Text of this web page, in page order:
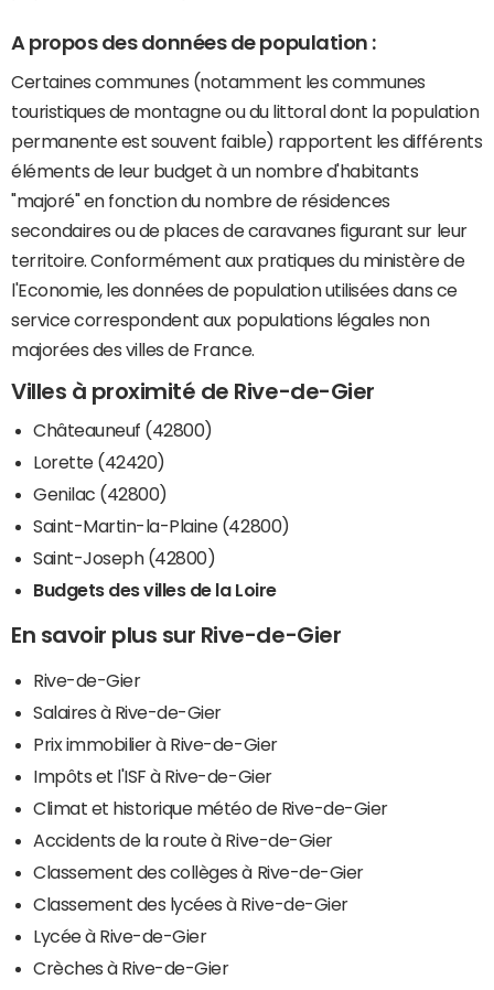
A propos des données de population :
Certaines communes (notamment les communes
touristiques de montagne ou du littoral dont la population
permanente est souvent faible) rapportent les différents
éléments de leur budget à un nombre d'habitants
"majoré" en fonction du nombre de résidences
secondaires ou de places de caravanes figurant sur leur
territoire. Conformément aux pratiques du ministère de
l'Economie, les données de population utilisées dans ce
service correspondent aux populations légales non
majorées des villes de France.
Villes à proximité de Rive-de-Gier
Châteauneuf (42800)
Lorette (42420)
Genilac (42800)
Saint-Martin-la-Plaine (42800)
Saint-Joseph (42800)
Budgets des villes de la Loire
En savoir plus sur Rive-de-Gier
Rive-de-Gier
Salaires à Rive-de-Gier
Prix immobilier à Rive-de-Gier
Impôts et l'ISF à Rive-de-Gier
Climat et historique météo de Rive-de-Gier
Accidents de la route à Rive-de-Gier
Classement des collèges à Rive-de-Gier
Classement des lycées à Rive-de-Gier
Lycée à Rive-de-Gier
Crèches à Rive-de-Gier